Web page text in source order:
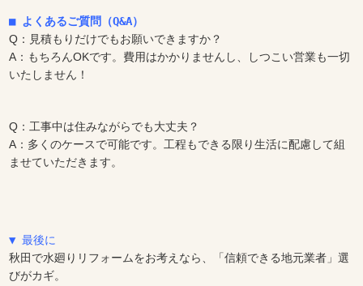
■ よくあるご質問（Q&A）
Q：見積もりだけでもお願いできますか？
A：もちろんOKです。費用はかかりませんし、しつこい営業も一切
いたしません！
Q：工事中は住みながらでも大丈夫？
A：多くのケースで可能です。工程もできる限り生活に配慮して組
ませていただきます。
▼ 最後に
秋田で水廻りリフォームをお考えなら、「信頼できる地元業者」選
びがカギ。